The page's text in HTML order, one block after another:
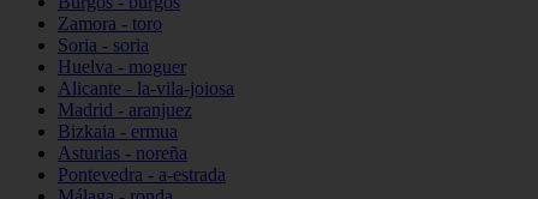
Zamora - toro
Soria - soria
Huelva - moguer
Alicante - la-vila-joiosa
Madrid - aranjuez
Bizkaia - ermua
Asturias - noreña
Pontevedra - a-estrada